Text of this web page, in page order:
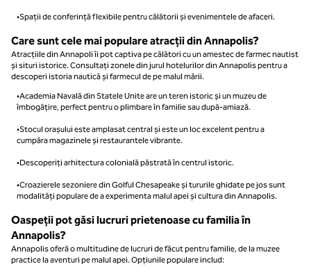
•Spații de conferință flexibile pentru călătorii și evenimentele de afaceri.
Care sunt cele mai populare atracții din Annapolis?
Atracțiile din Annapoli îi pot captiva pe călători cu un amestec de farmec nautist
și situri istorice. Consultați zonele din jurul hotelurilor din Annapolis pentru a
descoperi istoria nautică și farmecul de pe malul mării.
•Academia Navală din Statele Unite are un teren istoric și un muzeu de
îmbogățire, perfect pentru o plimbare în familie sau după-amiază.
•Stocul orașului este amplasat central și este un loc excelent pentru a
cumpăra magazinele și restaurantele vibrante.
•Descoperiți arhitectura colonială păstrată în centrul istoric.
•Croazierele sezoniere din Golful Chesapeake și tururile ghidate pe jos sunt
modalități populare de a experimenta malul apei și cultura din Annapolis.
Oaspeții pot găsi lucruri prietenoase cu familia în
Annapolis?
Annapolis oferă o multitudine de lucruri de făcut pentru familie, de la muzee
practice la aventuri pe malul apei. Opțiunile populare includ: